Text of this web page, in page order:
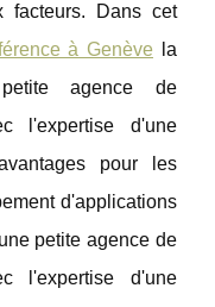
facteurs. Dans cet
à Genèvela
agence de
l'expertise d'une
pour les
d'applications
petite agence de
l'expertise d'une